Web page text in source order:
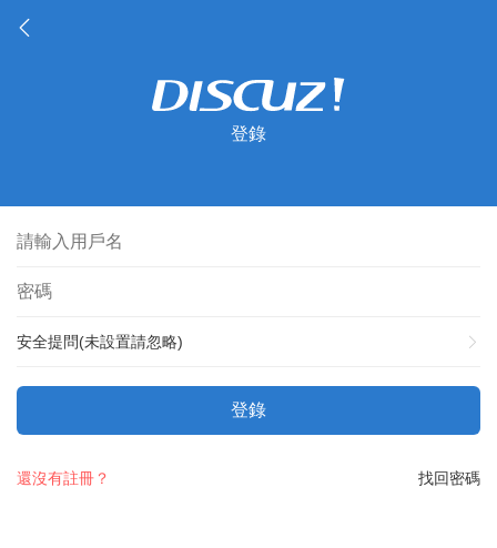
登錄
安全提問(未設置請忽略)
登錄
找回密碼
還沒有註冊？